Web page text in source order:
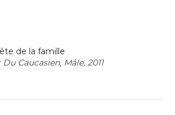
de la famille
Caucasien, Mâle, 2011